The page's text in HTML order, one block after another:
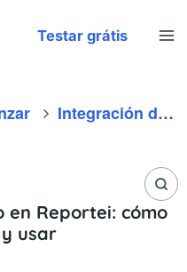
Testar grátis
Integración de Klaviyo en Reportei: cómo conectar y usar
en Reportei: cómo
usar